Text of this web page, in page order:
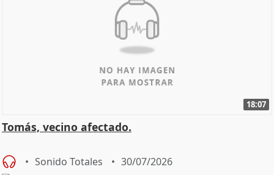
18:07
Tomás, vecino afectado.
Sonido Totales 30/07/2026